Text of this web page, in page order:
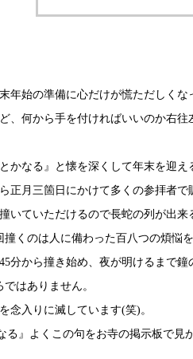
年始の準備に心だけが慌ただしくな
、何から手を付ければいいのか右
かなる』と懐を深くして年末を迎
正月三箇日にかけて多くの参拝者
いていただけるので長蛇の列が出来
撞くのは人に備わった百八つの煩悩
分から撞き始め、夜が明けるまで
はありません。
念入りに滅しています(笑)。
なる』よくこの句をお寺の掲示板で